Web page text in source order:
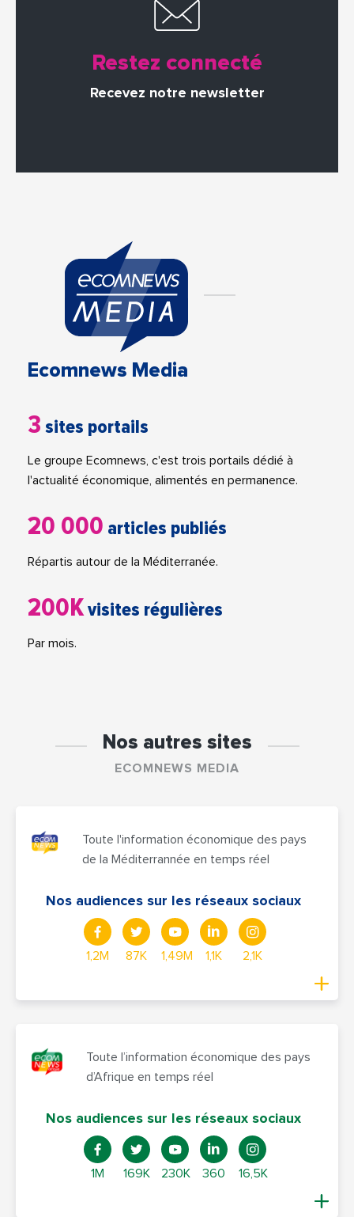
Restez connecté
Recevez notre newsletter
Ecomnews Media
3 sites portails
Le groupe Ecomnews, c'est trois portails dédié à
l'actualité économique, alimentés en permanence.
20 000 articles publiés
Répartis autour de la Méditerranée.
200Kvisites régulières
Par mois.
Nos autres sites
ECOMNEWS MEDIA
Toute l'information économique des pays
de la Méditerrannée en temps réel
Nos audiences sur les réseaux sociaux
1,2M 87K 1,49M 1,1K 2,1K
Toute l’information économique des pays
d’Afrique en temps réel
Nos audiences sur les réseaux sociaux
1M 169K 230K 360 16,5K